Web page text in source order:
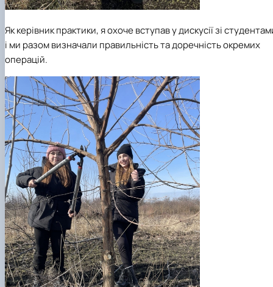
Як керівник практики, я охоче вступав у дискусії зі
і ми разом визначали правильність та доречність окремих
операцій.